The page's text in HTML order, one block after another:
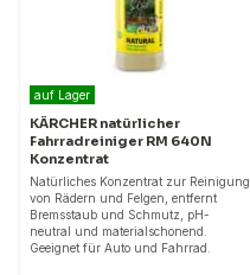
auf Lager
KÄRCHER natürlicher
Fahrradreiniger RM 640N
Konzentrat
Natürliches Konzentrat zur Reinigung
von Rädern und Felgen, entfernt
Bremsstaub und Schmutz, pH-
neutral und materialschonend.
Geeignet für Auto und Fahrrad.